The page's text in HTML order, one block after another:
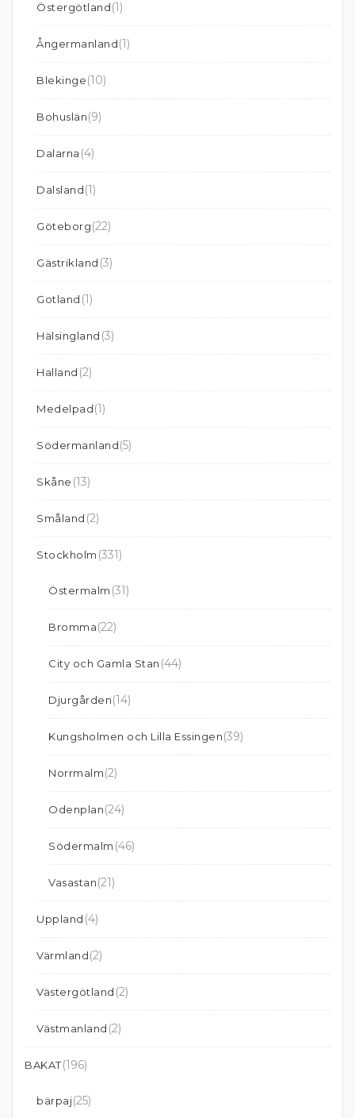
Östergötland(1)
Ångermanland(1)
Blekinge(10)
Bohuslän(9)
Dalarna (4)
Dalsland(1)
Göteborg(22)
Gästrikland (3)
Gotland (1)
Hälsingland (3)
Halland (2)
Medelpad(1)
Södermanland(5)
Skåne (13)
Småland (2)
Stockholm (331)
Östermalm (31)
Bromma(22)
City och Gamla Stan (44)
Djurgården(14)
Kungsholmen och Lilla Essingen(39)
Norrmalm(2)
Odenplan(24)
Södermalm (46)
Vasastan(21)
Uppland (4)
Värmland(2)
Västergötland (2)
Västmanland (2)
BAKAT(196)
bärpaj(25)